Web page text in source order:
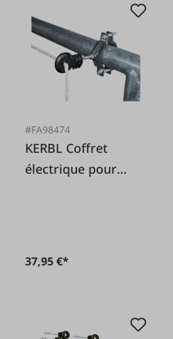
#FA98474
KERBL Coffret
électrique pour
37,95 €*